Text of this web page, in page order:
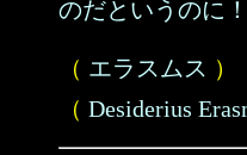
のだというのに！
（ エラスムス ）
（ Desiderius